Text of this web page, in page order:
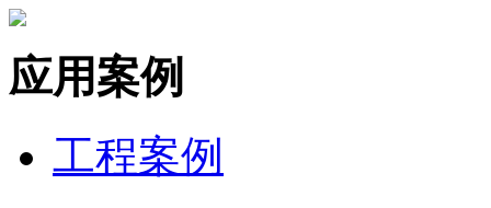
应用案例
工程案例